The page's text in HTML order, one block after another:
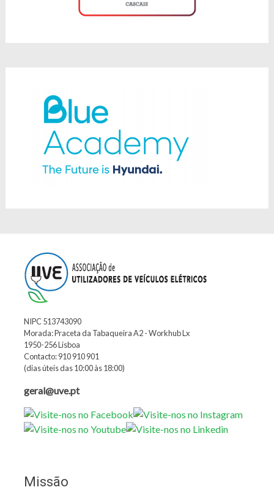
NIPC 513743090
Morada: Praceta da Tabaqueira A2 - Workhub Lx
1950-256 Lisboa
Contacto: 910 910 901
(dias úteis das 10:00 às 18:00)
geral@uve.pt
Missão